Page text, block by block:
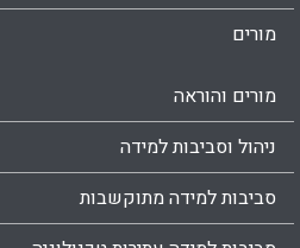
מורים
מורים והוראה
ניהול וסביבות למידה
סביבות למידה מתוקשבות